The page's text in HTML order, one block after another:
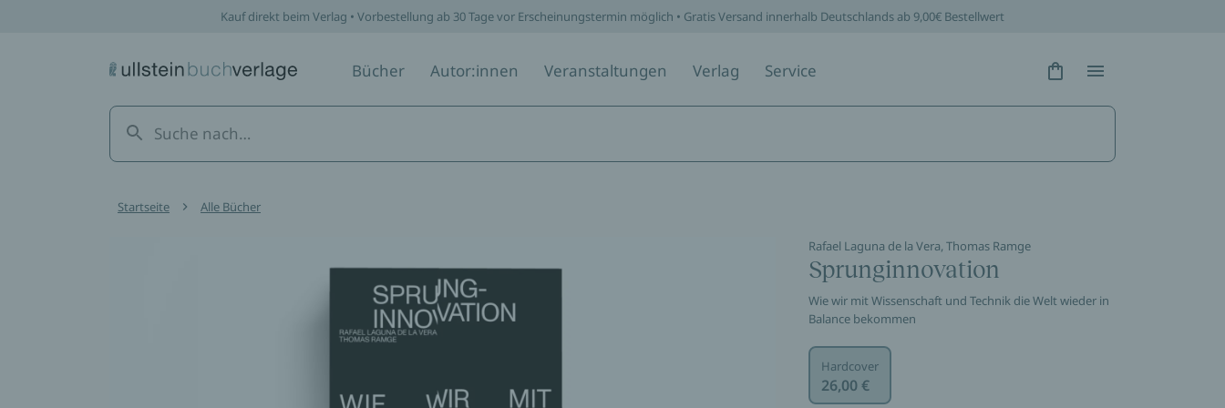
Kauf direkt beim Verlag • Vorbestellung ab 30 Tage vor Erscheinungstermin möglich • Gratis Versand innerhalb Deutschlands ab 9,00€ Bestellwert
Bücher Autor:innen Veranstaltungen Verlag Service Hidden Text
Hidden Text
Startseite Alle Bücher
Rafael Laguna de la Vera, Thomas Ramge
Sprunginnovation
Wie wir mit Wissenschaft und Technik die Welt wieder in
Balance bekommen
Hardcover
26,00 €